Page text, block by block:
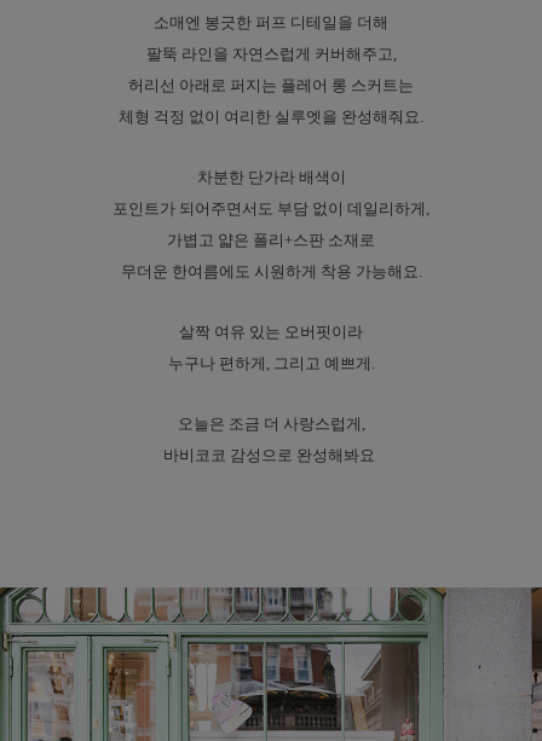
소매엔 봉긋한 퍼프 디테일을 더해
팔뚝 라인을 자연스럽게 커버해주고,
허리선 아래로 퍼지는 플레어 롱 스커트는
체형 걱정 없이 여리한 실루엣을 완성해줘요.
차분한 단가라 배색이
포인트가 되어주면서도 부담 없이 데일리하게,
가볍고 얇은 폴리+스판 소재로
무더운 한여름에도 시원하게 착용 가능해요.
살짝 여유 있는 오버핏이라
누구나 편하게, 그리고 예쁘게.
오늘은 조금 더 사랑스럽게,
바비코코 감성으로 완성해봐요